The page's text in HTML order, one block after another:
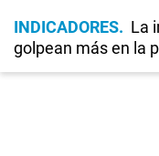
INDICADORES
La
golpean más en la